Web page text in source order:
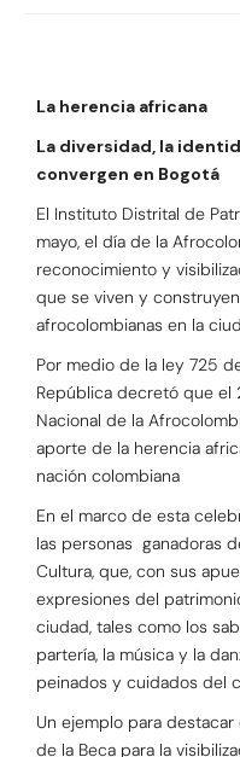
La herencia africana
La diversidad, la
convergen en Bogotá
El Instituto Distrital de
mayo, el día de la
reconocimiento y
que se viven y
afrocolombianas en la
Por medio de la ley 725
República decretó que el
Nacional de la
aporte de la herencia
nación colombiana
En el marco de esta
las personas ganadoras
Cultura, que, con sus
expresiones del
ciudad, tales como los
partería, la música y la
peinados y cuidados del
Un ejemplo para destacar
de la Beca para la